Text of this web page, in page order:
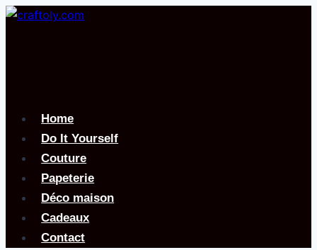
Aller
Home
Do It Yourself
Couture
Papeterie
Déco maison
Cadeaux
Contact